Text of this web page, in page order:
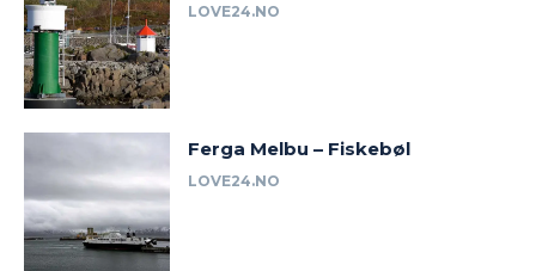
LOVE24.NO
Ferga Melbu – Fiskebøl
LOVE24.NO